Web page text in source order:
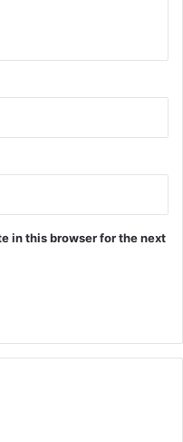
in this browser for the next